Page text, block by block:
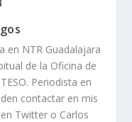
en NTR Guadalajara
de la Oficina de
Periodista en
contactar en mis
Twitter o Carlos